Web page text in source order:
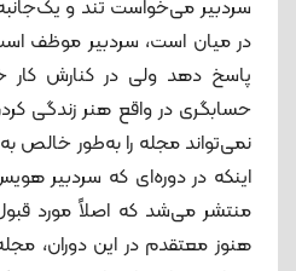
سردبیر می‌خواست تند و
در میان است، سردبیر موظف
پاسخ دهد ولی در کنارش کار
حسابگری در واقع هنر زندگی
نمی‌تواند مجله را به‌طور خالص
اینکه در دوره‌ای که سردبیر
منتشر می‌شد که اصلاً مورد
هنوز معتقدم در این دوران،